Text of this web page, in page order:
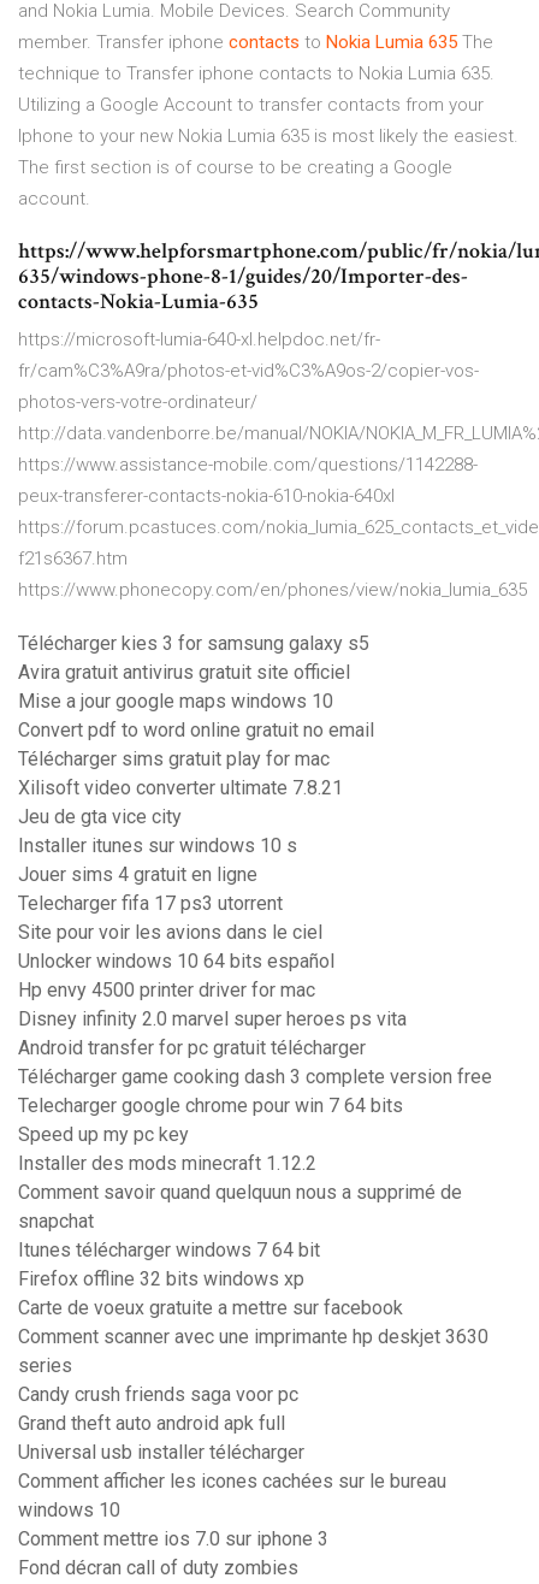
and Nokia Lumia. Mobile Devices. Search Community
member. Transfer iphone contacts to Nokia Lumia 635 The
technique to Transfer iphone contacts to Nokia Lumia 635.
Utilizing a Google Account to transfer contacts from your
Iphone to your new Nokia Lumia 635 is most likely the easiest.
The first section is of course to be creating a Google
account.
https://www.helpforsmartphone.com/public/fr/nokia/
635/windows-phone-8-1/guides/20/Importer-des-
contacts-Nokia-Lumia-635
https://microsoft-lumia-640-xl.helpdoc.net/fr-
fr/cam%C3%A9ra/photos-et-vid%C3%A9os-2/copier-vos-
photos-vers-votre-ordinateur/
http://data.vandenborre.be/manual/NOKIA/
https://www.assistance-mobile.com/questions/1142288-
peux-transferer-contacts-nokia-610-nokia-640xl
https://forum.pcastuces.com/
f21s6367.htm
https://www.phonecopy.com/en/phones/view/nokia_lumia_635
Télécharger kies 3 for samsung galaxy s5
Avira gratuit antivirus gratuit site officiel
Mise a jour google maps windows 10
Convert pdf to word online gratuit no email
Télécharger sims gratuit play for mac
Xilisoft video converter ultimate 7.8.21
Jeu de gta vice city
Installer itunes sur windows 10 s
Jouer sims 4 gratuit en ligne
Telecharger fifa 17 ps3 utorrent
Site pour voir les avions dans le ciel
Unlocker windows 10 64 bits español
Hp envy 4500 printer driver for mac
Disney infinity 2.0 marvel super heroes ps vita
Android transfer for pc gratuit télécharger
Télécharger game cooking dash 3 complete version free
Telecharger google chrome pour win 7 64 bits
Speed up my pc key
Installer des mods minecraft 1.12.2
Comment savoir quand quelquun nous a supprimé de
snapchat
Itunes télécharger windows 7 64 bit
Firefox offline 32 bits windows xp
Carte de voeux gratuite a mettre sur facebook
Comment scanner avec une imprimante hp deskjet 3630
series
Candy crush friends saga voor pc
Grand theft auto android apk full
Universal usb installer télécharger
Comment afficher les icones cachées sur le bureau
windows 10
Comment mettre ios 7.0 sur iphone 3
Fond décran call of duty zombies